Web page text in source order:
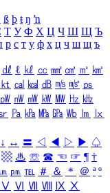
ß þ ŧ ŋ ŉ
Т У Ф Х Ц Ч Ш Щ Ъ
р с т у ф х ц ч ш щ ъ
㎗ ℓ ㎘ ㏄ ㎣ ㎤ ㎥ ㎦
㏏ ㎈ ㎉ ㏈ ㎧ ㎨ ㎰
㎺ ㎻ ㎽ ㎾ ㎿ ㎐ ㎑
㎩ ㎪ ㎫ ㎬ ㏝ ㏐
㏓
↓ ↔ 〓 ◁ ◀ ▷ ▶ ♤
▩ ♨ ☏ ☎ ☜ ☞ ¶ †
㏘ ℡ ＃ ＆ ＊ ＠ ª º
Ⅴ Ⅵ Ⅶ Ⅷ Ⅸ Ⅹ